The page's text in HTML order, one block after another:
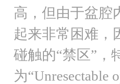
高，但由于盆腔
起来非常困难，
碰触的“禁区”，
为“Unresectable